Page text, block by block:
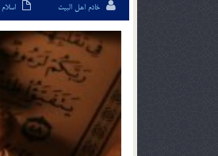
خادم اهل البیت